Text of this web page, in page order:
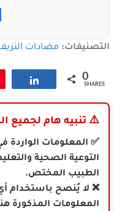
التصنيفات: مضادات
Share 0
SHARES
⚠️ تنبيه هام لجميع
✅ المعلومات
التوعية الصحية
الطبيب المختص.
❌ لا يُنصح باستخدام
المعلومات المذكورة